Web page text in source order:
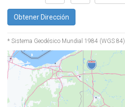
Obtener Dirección
* Sistema Geodésico Mundial 1984 (WGS 84)